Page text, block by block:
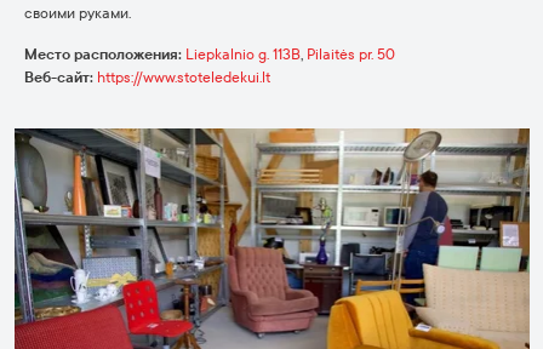
своими руками.
Место расположения: Liepkalnio g. 113B, Pilaitės pr. 50
Веб-сайт: https://www.stoteledekui.lt